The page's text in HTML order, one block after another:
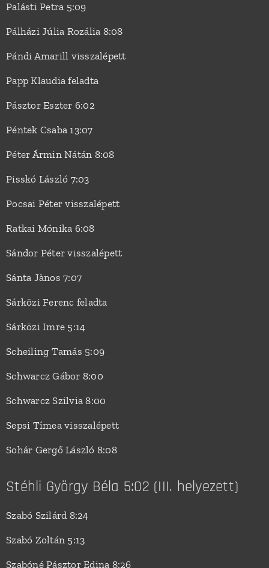
Palásti Petra 5:09
Pálházi Júlia Rozália 8:08
Pándi Amarill visszalépett
Papp Klaudia feladta
Pásztor Eszter 6:02
Péntek Csaba 13:07
Péter Ármin Nátán 8:08
Pisskó László 7:03
Pocsai Péter visszalépett
Ratkai Mónika 6:08
Sándor Péter visszalépett
Sánta Jànos 7:07
Sárközi Ferenc feladta
Sárközi Imre 5:14
Scheiling Tamás 5:09
Schwarcz Gábor 8:00
Schwarcz Szilvia 8:00
Sepsi Tímea visszalépett
Sohár Gergő László 8:08
Stéhli György Béla 5:02 (III. helyezett)
Szabó Szilárd 8:24
Szabó Zoltán 5:13
Szabóné Pásztor Edina 8:26